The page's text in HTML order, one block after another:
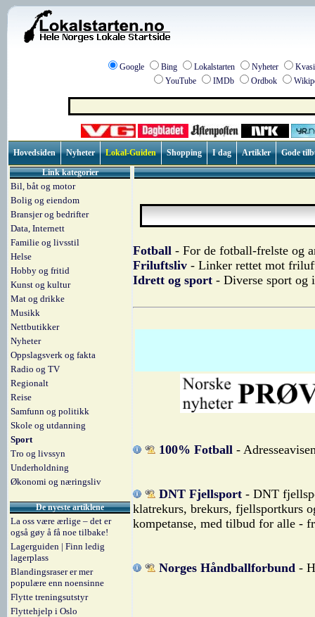
Google Bing Lokalstarten Nyheter
YouTube
IMDb Ordbok
Hovedsiden Nyheter Lokal-Guiden Shopping I dag Artikler
Gode
Link kategorier
Bil, båt og motor
Bolig og eiendom
Bransjer og bedrifter
Data, Internett
Familie og livsstil
Helse
Hobby og fritid
Kunst og kultur
Mat og drikke
Musikk
Nettbutikker
Nyheter
Oppslagsverk og fakta
Radio og TV
Regionalt
Reise
Samfunn og politikk
Skole og utdanning
Sport
Tro og livssyn
Underholdning
Økonomi og næringsliv
De nyeste artiklene
La oss være ærlige – det er
også gøy å få noe tilbake!
Lagerguiden | Finn ledig
lagerplass
Blandingsraser er mer
populære enn noensinne
Flytte treningsutstyr
Flyttehjelp i Oslo
Fotball - For de fotball-frelste og
Friluftsliv - Linker rettet mot
Idrett og sport - Diverse sport og
100% Fotball -
DNT Fjellsport - DNT
klatrekurs, brekurs, fjellsportkurs
kompetanse, med tilbud for alle -
Norges Håndballforbund -